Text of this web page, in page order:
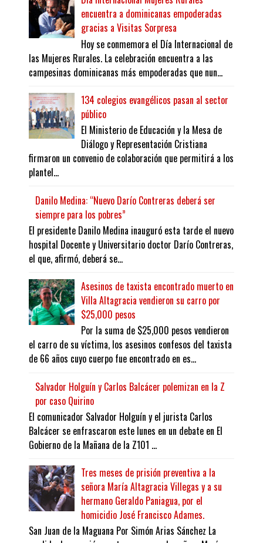
encuentra a dominicanas empoderadas
gracias a Visitas Sorpresa
Hoy se conmemora el Día Internacional de
las Mujeres Rurales. La celebración encuentra a las
campesinas dominicanas más empoderadas que nun...
134 colegios evangélicos pasan al sector
público
El Ministerio de Educación y la Mesa de
Diálogo y Representación Cristiana
firmaron un convenio de colaboración que permitirá a los
plantel...
Danilo Medina: “Nuevo Darío Contreras deberá ser
siempre para los pobres”
El presidente Danilo Medina inauguró esta tarde el nuevo
hospital Docente y Universitario doctor Darío Contreras,
el que, afirmó, deberá se...
Asesinos de taxista encontrado muerto en
Villa Altagracia vendieron su carro por
$25,000 pesos
Por la suma de $25,000 pesos vendieron
el carro de su víctima, los asesinos confesos del taxista
de 66 años cuyo cuerpo fue encontrado en es...
Salvador Holguín y Carlos Balcácer polemizan en la Z
por caso Quirino
El comunicador Salvador Holguín y el jurista Carlos
Balcácer se enfrascaron este lunes en un debate en El
Gobierno de la Mañana de la Z101 ...
Tres meses de prisión preventiva a la
señora María Altagracia Villegas y a su
hermano Geraldo Paniagua, por el
homicidio José Francisco Adames.
San Juan de la Maguana Por Simón Arias Sánchez La